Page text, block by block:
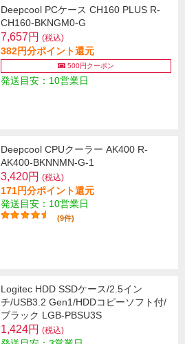
Deepcool PCケース CH160 PLUS R-
CH160-BKNGM0-G
7,657円 (税込)
382円分ポイント還元
500円クーポン
発送目安：10営業日
Deepcool CPUクーラー AK400 R-
AK400-BKNNMN-G-1
3,420円 (税込)
171円分ポイント還元
発送目安：10営業日
(9件)
Logitec HDD SSDケース/2.5イン
チ/USB3.2 Gen1/HDDコピーソフト付/
ブラック LGB-PBSU3S
1,424円 (税込)